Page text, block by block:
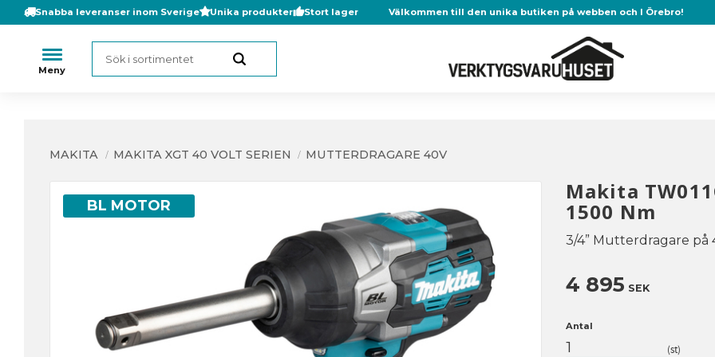
Snabba leveranser inom Sverige Unika produkter Stort lager Välkommen till den unika butiken på webben och I Örebro!
MAKITA MAKITA XGT 40 VOLT SERIEN MUTTERDRAGARE 40V
Makita
1500 Nm
3/4” Mutterdragare på
BL MOTOR
4 895 SEK
Antal
st